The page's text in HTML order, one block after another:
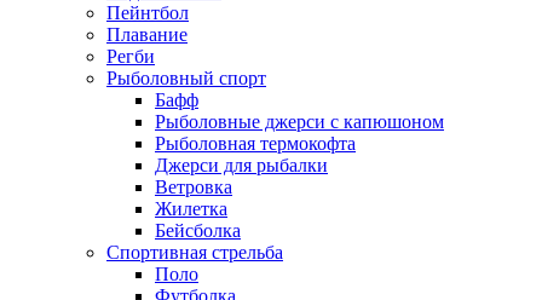
Пейнтбол
Плавание
Регби
Рыболовный спорт
Бафф
Рыболовные джерси с капюшоном
Рыболовная термокофта
Джерси для рыбалки
Ветровка
Жилетка
Бейсболка
Спортивная стрельба
Поло